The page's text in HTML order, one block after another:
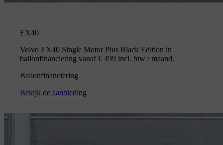
EX40
Volvo EX40 Single Motor Plus Black Edition in
ballonfinanciering vanaf € 499 incl. btw / maand.
Ballonfinanciering
Bekijk de aanbieding